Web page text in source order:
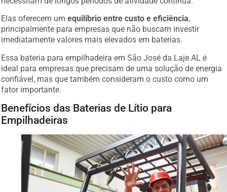
principalmente para empresas que não buscam investir
imediatamente valores mais elevados em baterias.
Essa bateria para empilhadeira em São José da Laje AL é
ideal para empresas que precisam de uma solução de energia
confiável, mas que também consideram o custo como um
fator importante.
Benefícios das Baterias de Lítio para
Empilhadeiras